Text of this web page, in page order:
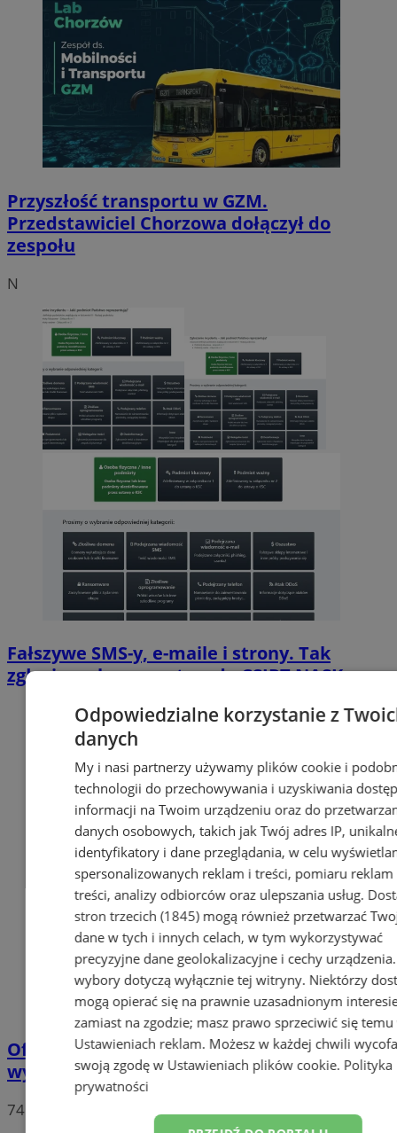
Przyszłość transportu w GZM.
Przedstawiciel Chorzowa dołączył do
zespołu
N
Fałszywe SMS-y, e-maile i strony. Tak
zgłosisz cyberoszustwo do CSIRT NASK
Oficjalne wyniki wyborów: W Chorzowie
wygrywa Rafał Trzaskowski!
74
Odpowiedzialne korzystanie z
danych
My i nasi partnerzy używamy plików cookie i
technologii do przechowywania i uzyskiwania
informacji na Twoim urządzeniu oraz do
danych osobowych, takich jak Twój adres IP,
identyfikatory i dane przeglądania, w celu
spersonalizowanych reklam i treści, pomiaru reklam
treści, analizy odbiorców oraz ulepszania usług.
stron trzecich (1845)mogą również przetwarzać
dane w tych i innych celach, w tym wykorzystywać
precyzyjne dane geolokalizacyjne i cechy
wybory dotyczą wyłącznie tej witryny. Niektórzy
mogą opierać się na prawnie uzasadnionym
zamiast na zgodzie; masz prawo sprzeciwić się temu
Ustawieniach reklam. Możesz w każdej chwili
swoją zgodę w Ustawieniach plików cookie. Polityka
prywatności